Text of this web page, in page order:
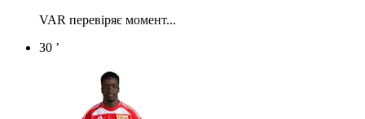
VAR перевіряє момент...
30 ’